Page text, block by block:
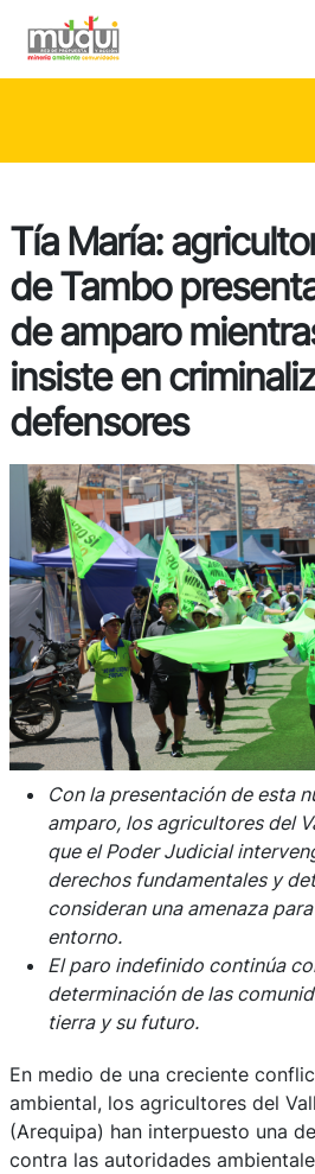
Tía María:
de Tambo
de amparo
insiste en
defensores
Con la presentación de esta
amparo, los agricultores del
que el Poder Judicial
derechos fundamentales y
consideran una amenaza
entorno.
El paro indefinido continúa
determinación de las
tierra y su futuro.
En medio de una creciente
ambiental, los agricultores del
(Arequipa) han interpuesto una
contra las autoridades